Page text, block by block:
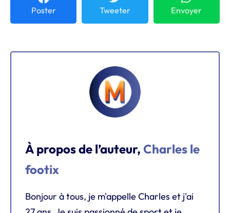
Poster Tweeter Envoyer
À propos de l’auteur, Charles le
footix
Bonjour à tous, je m'appelle Charles et j'ai